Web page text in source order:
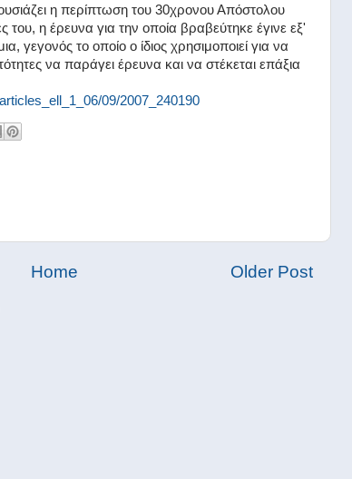
η περίπτωση του 30χρονου Απόστολου
η έρευνα για την οποία βραβεύτηκε έγινε εξ'
γεγονός το οποίο ο ίδιος χρησιμοποιεί για να
να παράγει έρευνα και να στέκεται επάξια
09/2007_240190
Older Post
Home